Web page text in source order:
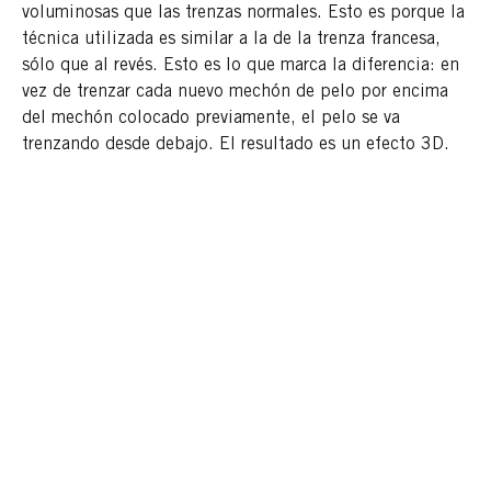
voluminosas que las trenzas normales. Esto es porque la
técnica utilizada es similar a la de la trenza francesa,
sólo que al revés. Esto es lo que marca la diferencia: en
vez de trenzar cada nuevo mechón de pelo por encima
del mechón colocado previamente, el pelo se va
trenzando desde debajo. El resultado es un efecto 3D.